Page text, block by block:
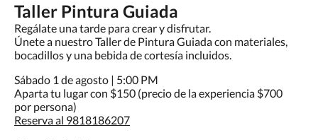
Taller Pintura Guiada
Regálate una tarde para crear y disfrutar.
Únete a nuestro Taller de Pintura Guiada con materiales,
bocadillos y una bebida de cortesía incluidos.
Sábado 1 de agosto | 5:00 PM
Aparta tu lugar con $150 (precio de la experiencia $700
por persona)
Reserva al 9818186207